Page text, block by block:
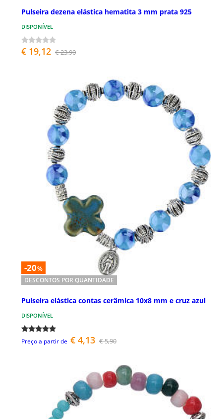
Pulseira dezena elástica hematita 3 mm prata 925
DISPONÍVEL
€ 19,12 € 23,90
-20%
DESCONTOS POR QUANTIDADE
Pulseira elástica contas cerâmica 10x8 mm e cruz azul
DISPONÍVEL
Preço a partir de € 4,13 € 5,90